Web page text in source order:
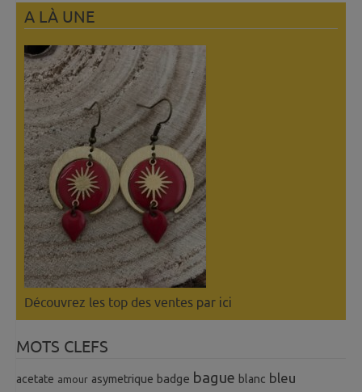
A LÀ UNE
Découvrez les top des ventes par ici
MOTS CLEFS
acetate amour asymetrique badge bague blanc bleu